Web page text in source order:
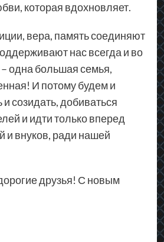
которая вдохновляет.
вера, память соединяют
нас всегда и во
одна большая семья,
И потому будем и
созидать, добиваться
и идти только вперед
и внуков, ради нашей
друзья! С новым